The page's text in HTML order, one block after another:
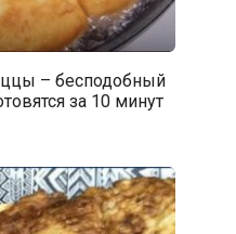
– бесподобный
за 10 минут